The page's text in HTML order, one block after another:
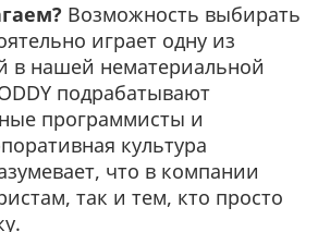
Возможность выбирать
играет одну из
в нашей нематериальной
подрабатывают
программисты и
культура
что в компании
так и тем, кто просто